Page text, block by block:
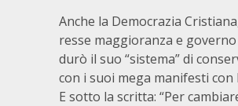
Anche la Democrazia
resse maggioranza e
durò il suo “sistema” di
con i suoi mega manifesti
E sotto la scritta: “Per